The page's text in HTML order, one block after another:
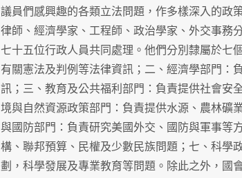
議員們感興趣的各類立法問題，作多樣深入的政
律師、經濟學家、工程師、政治學家、外交事務
七十五位行政人員共同處理。他們分別隸屬於七
有關憲法及判例等法律資訊；二、經濟學部門：
訊；三、教育及公共福利部門：負責提供社會安
境與自然資源政策部門：負責提供水源、農林礦
與國防部門：負責研究美國外交、國防與軍事等
構、聯邦預算、民權及少數民族問題；七、科學
劃，科學發展及專業教育等問題。除此之外，國